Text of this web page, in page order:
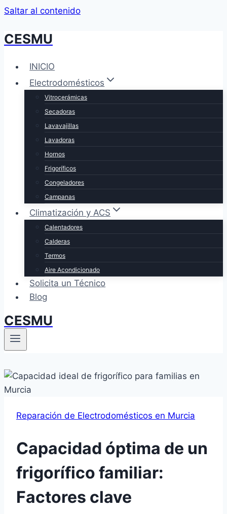
Saltar al contenido
CESMU
INICIO
Electrodomésticos
Vitrocerámicas
Secadoras
Lavavajillas
Lavadoras
Hornos
Frigoríficos
Congeladores
Campanas
Climatización y ACS
Calentadores
Calderas
Termos
Aire Acondicionado
Solicita un Técnico
Blog
CESMU
Reparación de Electrodomésticos en Murcia
Capacidad óptima de un
frigorífico familiar:
Factores clave